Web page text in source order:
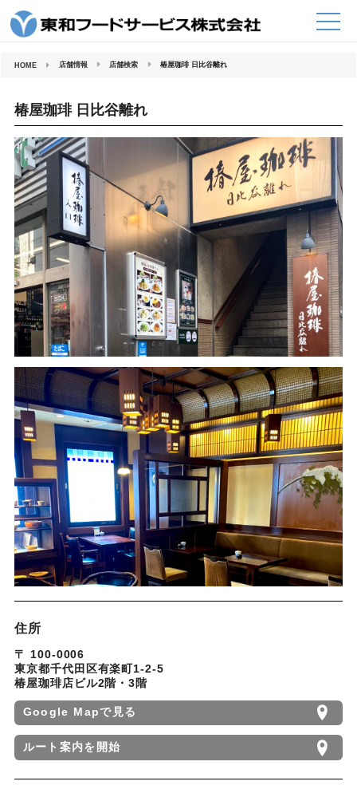
HOME 店舗情報 店舗検索 椿屋珈琲 日比谷離れ
椿屋珈琲 日比谷離れ
住所
〒 100-0006
東京都千代田区有楽町1-2-5
椿屋珈琲店ビル2階・3階
Google Mapで見る
ルート案内を開始